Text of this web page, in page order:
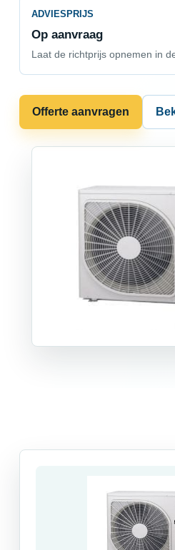
ADVIESPRIJS
Op aanvraag
Laat de richtprijs opnemen in
Offerte aanvragen